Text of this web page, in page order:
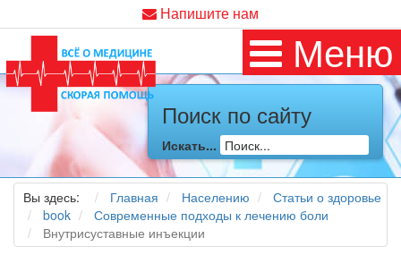
Напишите нам
Меню
Поиск по сайту
Искать...
Вы здесь: Главная Населению
Статьи о здоровье
book
Современные подходы к лечению боли
Внутрисуставные инъекции
Как я заболел во время локдауна?
Это странная ситуация: вы соблюдали все меры
предосторожности COVID-19 (вы почти все время дома),
но, тем не менее, вы каким-то образом простудились. Вы
можете задаться...